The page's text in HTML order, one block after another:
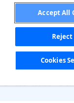
Información sobre el
Accept All
Cookies